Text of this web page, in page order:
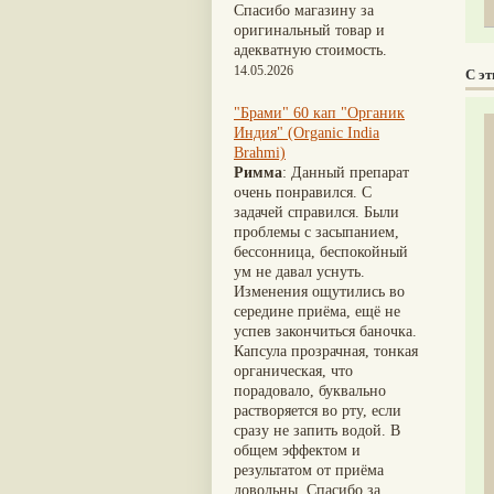
С
(3)
Аштаваргам
Брихатьяди(3)
Видарьяди(3)
Гуггул
Дханвантарам 101(3)
Дханвантарам тайлам(3)
Кайлаш дживан(3)
Кальянака гритам(3)
Кримикутхар рас(3)
Кунжутное масло (3)
Кутаджа(3)
Кширабала(3)
Лив 52(3)
more...
Шиладжит
(19)
Кориандр
Зира(17)
Крапива индийская(17)
Патола
Холарена - Кутаджа(17)
Шионака(17)
Аджван/Ажгон(16)
Акация катеху(16)
Кальций(16)
Укроп пахучий(16)
Дашамула(15)
Лодхра(14)
Моринга(14)
Перец кубеба(14)
Сахарный тростник
Бхунимба/Андрографис
метельчатый(13)
Гвоздика(13)
Кассия трубчатая(13)
Мезуя железная(13)
Спасибо магазину за
оригинальный товар и
адекватную стоимость.
14.05.2026
"Брами" 60 кап "Органик
Индия" (Organic India
Brahmi)
Римма: Данный препарат
очень понравился. С
задачей справился. Были
проблемы с засыпанием,
бессонница, беспокойный
ум не давал уснуть.
Изменения ощутились во
середине приёма, ещё не
успев закончиться баночка.
Капсула прозрачная, тонкая
органическая, что
порадовало, буквально
растворяется во рту, если
сразу не запить водой. В
общем эффектом и
результатом от приёма
довольны. Спасибо за